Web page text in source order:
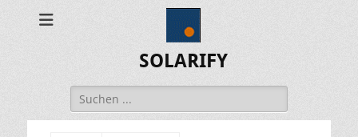
SOLARIFY
Suchen
nach: